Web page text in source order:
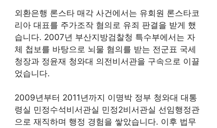
외환은행 론스타 매각 사건에서는 유회원 론스타코
리아 대표를 주가조작 혐의로 유죄 판결을 받게 했
습니다. 2007년 부산지방검찰청 특수부에서는 자
체 첩보를 바탕으로 뇌물 혐의를 받는 전군표 국세
청장과 정윤재 청와대 의전비서관을 구속으로 이끌
었습니다.
2009년부터 2011년까지 이명박 정부 청와대 대통
령실 민정수석비서관실 민정2비서관실 선임행정관
으로 재직하며 행정 경험을 쌓았습니다. 이후 법무